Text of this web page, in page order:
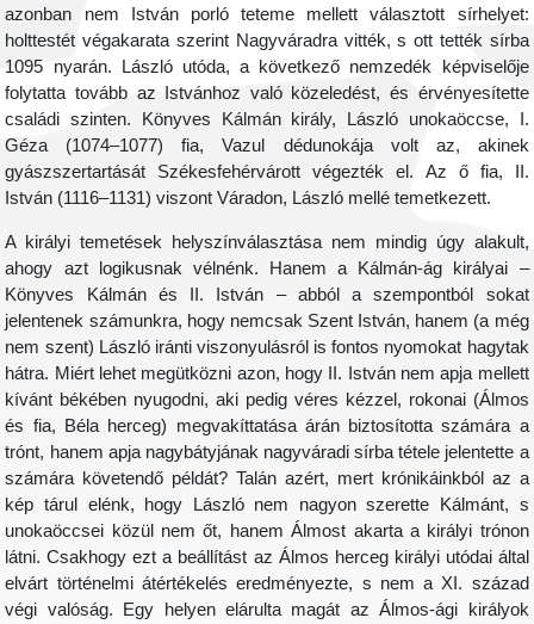
azonban nem István porló teteme mellett választott sírhelyet:
holttestét végakarata szerint Nagyváradra vitték, s ott tették sírba
1095 nyarán. László utóda, a következő nemzedék képviselője
folytatta tovább az Istvánhoz való közeledést, és érvényesítette
családi szinten. Könyves Kálmán király, László unokaöccse, I.
Géza (1074–1077) fia, Vazul dédunokája volt az, akinek
gyászszertartását Székesfehérvárott végezték el. Az ő fia, II.
István (1116–1131) viszont Váradon, László mellé temetkezett.
A királyi temetések helyszínválasztása nem mindig úgy alakult,
ahogy azt logikusnak vélnénk. Hanem a Kálmán-ág királyai –
Könyves Kálmán és II. István – abból a szempontból sokat
jelentenek számunkra, hogy nemcsak Szent István, hanem (a még
nem szent) László iránti viszonyulásról is fontos nyomokat hagytak
hátra. Miért lehet megütközni azon, hogy II. István nem apja mellett
kívánt békében nyugodni, aki pedig véres kézzel, rokonai (Álmos
és fia, Béla herceg) megvakíttatása árán biztosította számára a
trónt, hanem apja nagybátyjának nagyváradi sírba tétele jelentette a
számára követendő példát? Talán azért, mert krónikáinkból az a
kép tárul elénk, hogy László nem nagyon szerette Kálmánt, s
unokaöccsei közül nem őt, hanem Álmost akarta a királyi trónon
látni. Csakhogy ezt a beállítást az Álmos herceg királyi utódai által
elvárt történelmi átértékelés eredményezte, s nem a XI. század
végi valóság. Egy helyen elárulta magát az Álmos-ági királyok